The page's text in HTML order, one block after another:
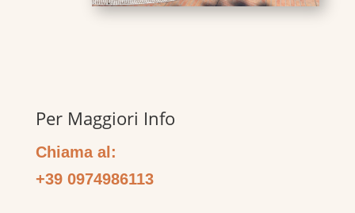
Per Maggiori Info
Chiama al:
+39 0974986113